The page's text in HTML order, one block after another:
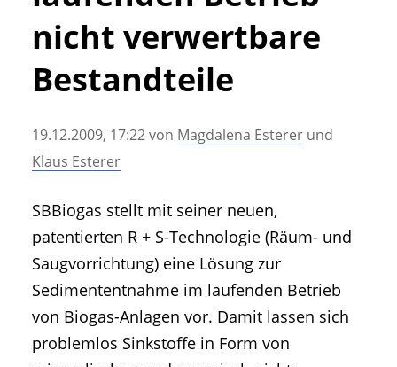
• Messen und Veranstaltungen
• Mitteilung der Redaktion
• Agritechnica Neuheiten Archiv
nicht verwertbare
Bestandteile
19.12.2009, 17:22von Magdalena Esterer und
Klaus Esterer
SBBiogas stellt mit seiner neuen,
patentierten R + S-Technologie (Räum- und
Saugvorrichtung) eine Lösung zur
Sedimententnahme im laufenden Betrieb
von Biogas-Anlagen vor. Damit lassen sich
problemlos Sinkstoffe in Form von